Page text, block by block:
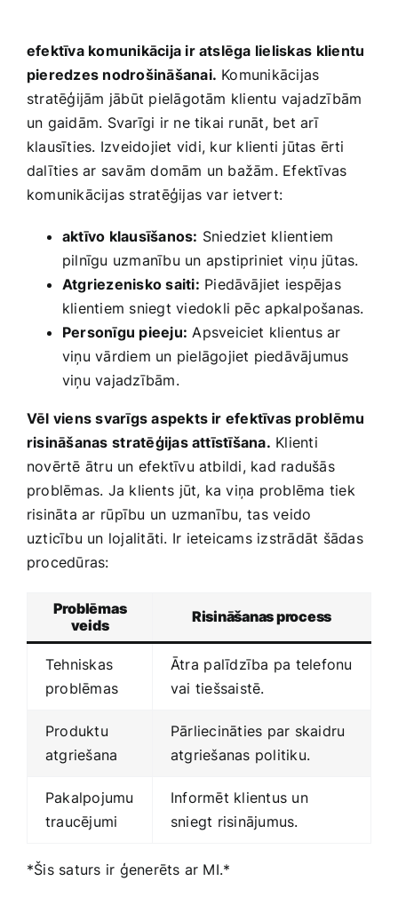
efektīva ‍komunikācija ir atslēga lieliskas ⁤klientu
pieredzes nodrošināšanai. Komunikācijas
stratēģijām jābūt pielāgotām klientu vajadzībām
un gaidām. Svarīgi ir ne ‍tikai runāt, bet arī
klausīties. Izveidojiet ⁣vidi, kur klienti jūtas ērti
dalīties ar savām‌ domām un bažām. Efektīvas
komunikācijas stratēģijas var ietvert:
aktīvo klausīšanos: Sniedziet klientiem
pilnīgu uzmanību un apstipriniet ​viņu jūtas.
Atgriezenisko saiti: Piedāvājiet iespējas
klientiem sniegt viedokli pēc ⁢apkalpošanas.
Personīgu pieeju: Apsveiciet klientus ar
viņu vārdiem un ​pielāgojiet piedāvājumus
viņu vajadzībām.
Vēl viens svarīgs‌ aspekts ‌ir efektīvas problēmu
risināšanas⁤ stratēģijas ‍attīstīšana. Klienti
novērtē ātru un efektīvu atbildi, kad radušās
problēmas. ‍Ja klients ⁤jūt, ka viņa problēma tiek
risināta ar ⁣rūpību un uzmanību,⁢ tas veido
uzticību un lojalitāti.⁤ Ir ieteicams izstrādāt ⁢šādas
procedūras:
Problēmas
veids
Risināšanas ‌process
Tehniskas
problēmas
Ātra⁤ palīdzība pa telefonu
vai tiešsaistē.
Produktu
atgriešana
Pārliecināties par skaidru
atgriešanas politiku.
Pakalpojumu
traucējumi
Informēt klientus un
sniegt risinājumus.
*Šis saturs‍ ir ģenerēts ar MI.*